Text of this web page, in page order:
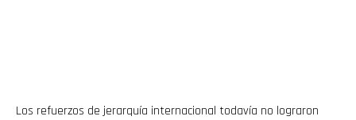
Los refuerzos de jerarquía internacional todavía no lograron